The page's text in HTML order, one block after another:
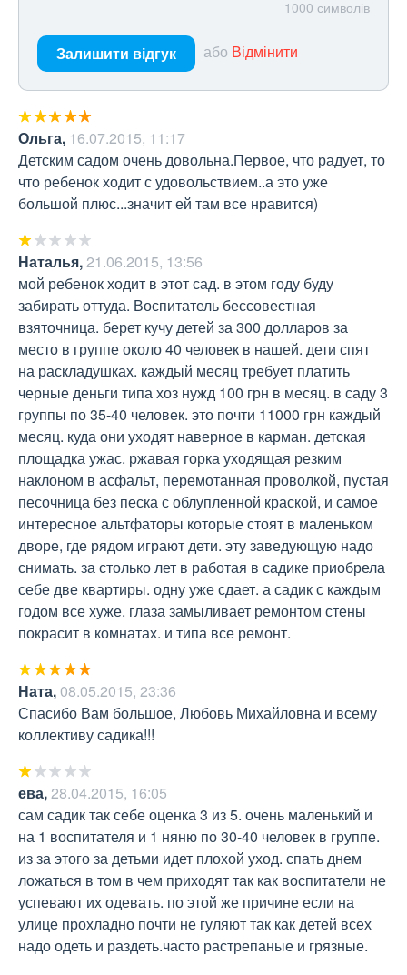
1000 символів
Залишити відгук або Відмінити
Ольга, 16.07.2015, 11:17
Детским садом очень довольна.Первое, что радует, то
что ребенок ходит с удовольствием..а это уже
большой плюс...значит ей там все нравится)
Наталья,21.06.2015, 13:56
мой ребенок ходит в этот сад. в этом году буду
забирать оттуда. Воспитатель бессовестная
взяточница. берет кучу детей за 300 долларов за
место в группе около 40 человек в нашей. дети спят
на раскладушках. каждый месяц требует платить
черные деньги типа хоз нужд 100 грн в месяц. в саду 3
группы по 35-40 человек. это почти 11000 грн каждый
месяц. куда они уходят наверное в карман. детская
площадка ужас. ржавая горка уходящая резким
наклоном в асфальт, перемотанная проволкой, пустая
песочница без песка с облупленной краской, и самое
интересное альтфаторы которые стоят в маленьком
дворе, где рядом играют дети. эту заведующую надо
снимать. за столько лет в работая в садике приобрела
себе две квартиры. одну уже сдает. а садик с каждым
годом все хуже. глаза замыливает ремонтом стены
покрасит в комнатах. и типа все ремонт.
Ната,08.05.2015, 23:36
Спасибо Вам большое, Любовь Михайловна и всему
коллективу садика!!!
ева,28.04.2015, 16:05
сам садик так себе оценка 3 из 5. очень маленький и
на 1 воспитателя и 1 няню по 30-40 человек в группе.
из за этого за детьми идет плохой уход. спать днем
ложаться в том в чем приходят так как воспитатели не
успевают их одевать. по этой же причине если на
улице прохладно почти не гуляют так как детей всех
надо одеть и раздеть.часто растрепаные и грязные.